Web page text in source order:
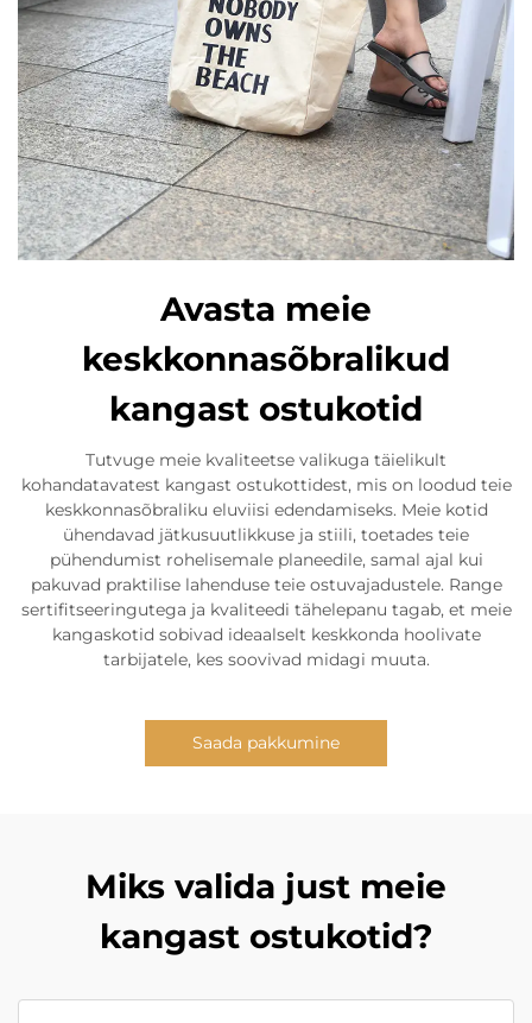
Avasta meie
keskkonnasõbralikud
kangast ostukotid
Tutvuge meie kvaliteetse valikuga täielikult
kohandatavatest kangast ostukottidest, mis on loodud teie
keskkonnasõbraliku eluviisi edendamiseks. Meie kotid
ühendavad jätkusuutlikkuse ja stiili, toetades teie
pühendumist rohelisemale planeedile, samal ajal kui
pakuvad praktilise lahenduse teie ostuvajadustele. Range
sertifitseeringutega ja kvaliteedi tähelepanu tagab, et meie
kangaskotid sobivad ideaalselt keskkonda hoolivate
tarbijatele, kes soovivad midagi muuta.
Saada pakkumine
Miks valida just meie
kangast ostukotid?